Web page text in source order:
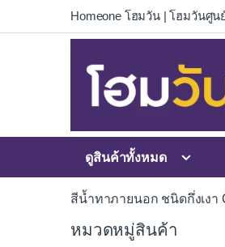
Skip to navigation
Skip to contentHomeone โฮมวัน | โฮมวันศู
ดูสินค้าทั้งหมด
สีน้ำทาภายนอก ชนิดกึ่งเงา
หมวดหมู่สินค้า